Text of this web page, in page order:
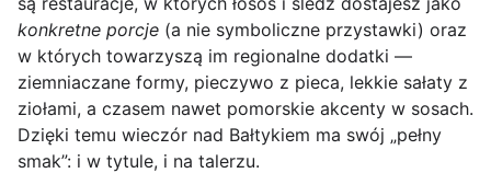
konkretne porcje (a nie symboliczne przystawki) oraz
w których towarzyszą im regionalne dodatki —
ziemniaczane formy, pieczywo z pieca, lekkie sałaty z
ziołami, a czasem nawet pomorskie akcenty w sosach.
Dzięki temu wieczór nad Bałtykiem ma swój „pełny
smak”: i w tytule, i na talerzu.